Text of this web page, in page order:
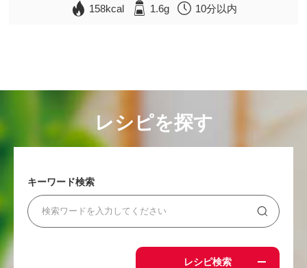
158kcal 1.6g 10分以内
レシピを探す
キーワード検索
レシピ検索